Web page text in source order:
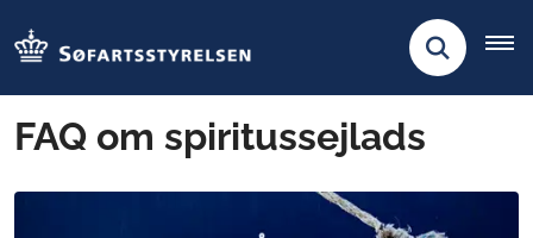
FAQ om spiritussejlads